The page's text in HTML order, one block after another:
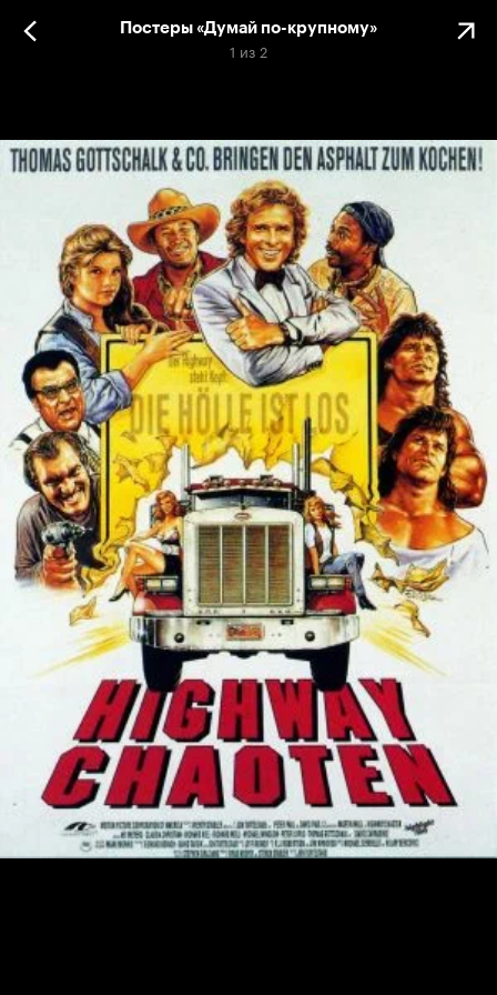
Постеры «Думай по-крупному»
1 из 2